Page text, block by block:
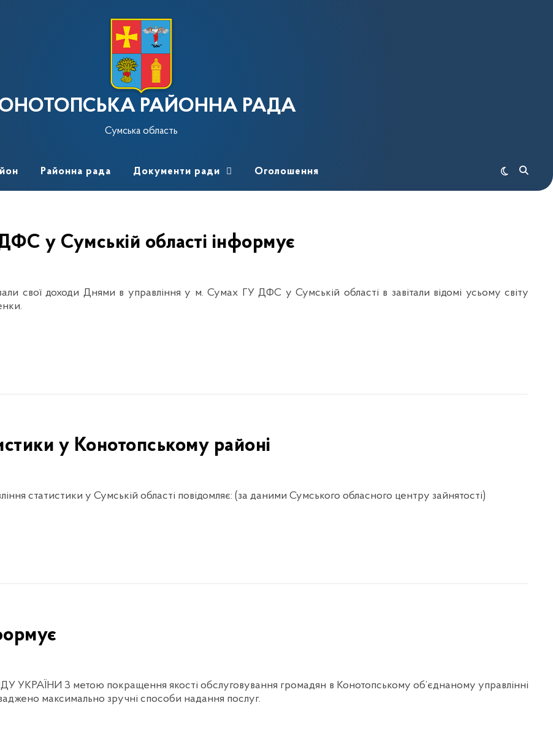
РАЙОННА РАДА
Сумська область
Районна рада Документи ради Оголошення
у Сумській області інформує
свої доходи Днями в управління у м. Сумах ГУ ДФС у Сумській області в завітали відомі усьому світу
у Конотопському районі
статистики у Сумській області повідомляє: (за даними Сумського обласного центру зайнятості)
З метою покращення якості обслуговування громадян в Конотопському об’єднаному управлінні
максимально зручні способи надання послуг.